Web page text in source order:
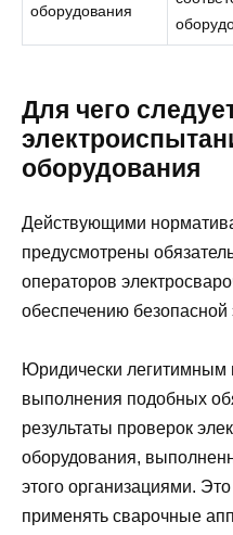
оборудования
Для чего
оборудования
Действующими
предусмотрены
операторов
обеспечению безопасной
Юридически легитимным
выполнения подобных
результаты проверок
оборудования,
этого организациями.
применять сварочные